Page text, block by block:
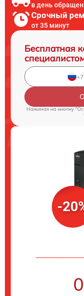
в день
Срочный
от 35 минут
Бесплатная
Нажимая на кнопку
-